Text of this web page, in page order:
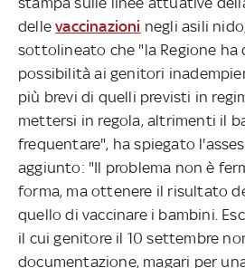
dellevaccinazioni negli asili
sottolineato che "la Regione ha
possibilità ai genitori
più brevi di quelli previsti in
mettersi in regola, altrimenti il
frequentare", ha spiegato
aggiunto: "Il problema non è
forma, ma ottenere il risultato
quello di vaccinare i bambini.
il cui genitore il 10 settembre
documentazione, magari per